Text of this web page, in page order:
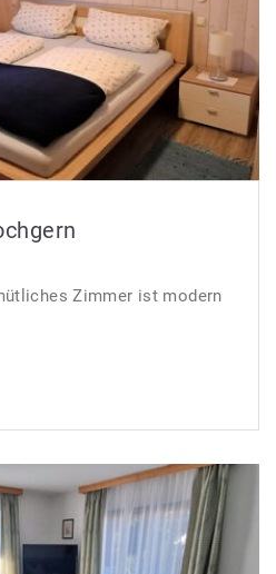
Zimmer ist modern